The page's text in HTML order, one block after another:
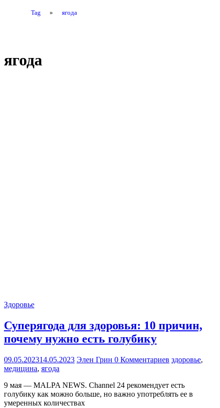
Tag » ягода
ягода
Здоровье
Суперягода для здоровья: 10 причин,
почему нужно есть голубику
09.05.202314.05.2023 Элен Грин 0 Комментариев здоровье,
медицина, ягода
9 мая — MALPA NEWS. Channel 24 рекомендует есть
голубику как можно больше, но важно употреблять ее в
умеренных количествах